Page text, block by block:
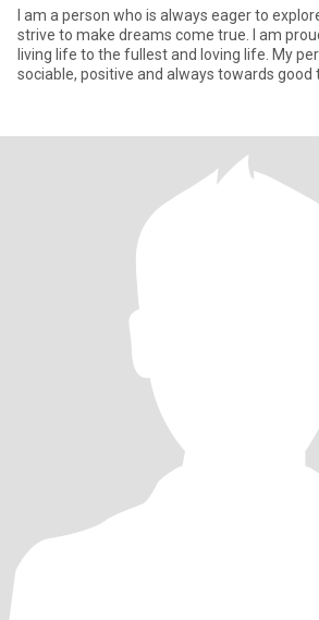
I am a person who is always eager to
strive to make dreams come true. I am
living life to the fullest and loving life. My
sociable, positive and always towards good